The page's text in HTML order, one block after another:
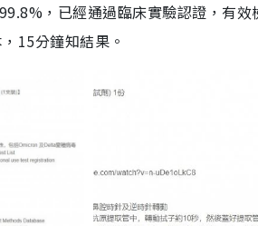
，已經通過臨床實驗認證，有
15分鐘知結果。